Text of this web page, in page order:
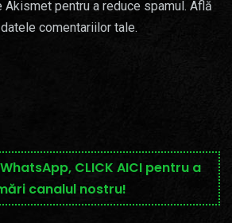
pentru a reduce spamul. Află
comentariilor tale.
CLICK AICI pentru a
canalul nostru!